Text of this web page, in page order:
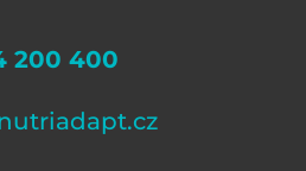
200 400